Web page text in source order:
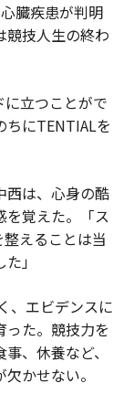
臓疾患が判明
競技人生の終わ
に立つことがで
ちにTENTIALを
西は、心身の酷
を覚えた。「ス
えることは当
」
、エビデンスに
た。競技力を
、休養など、
かせない。